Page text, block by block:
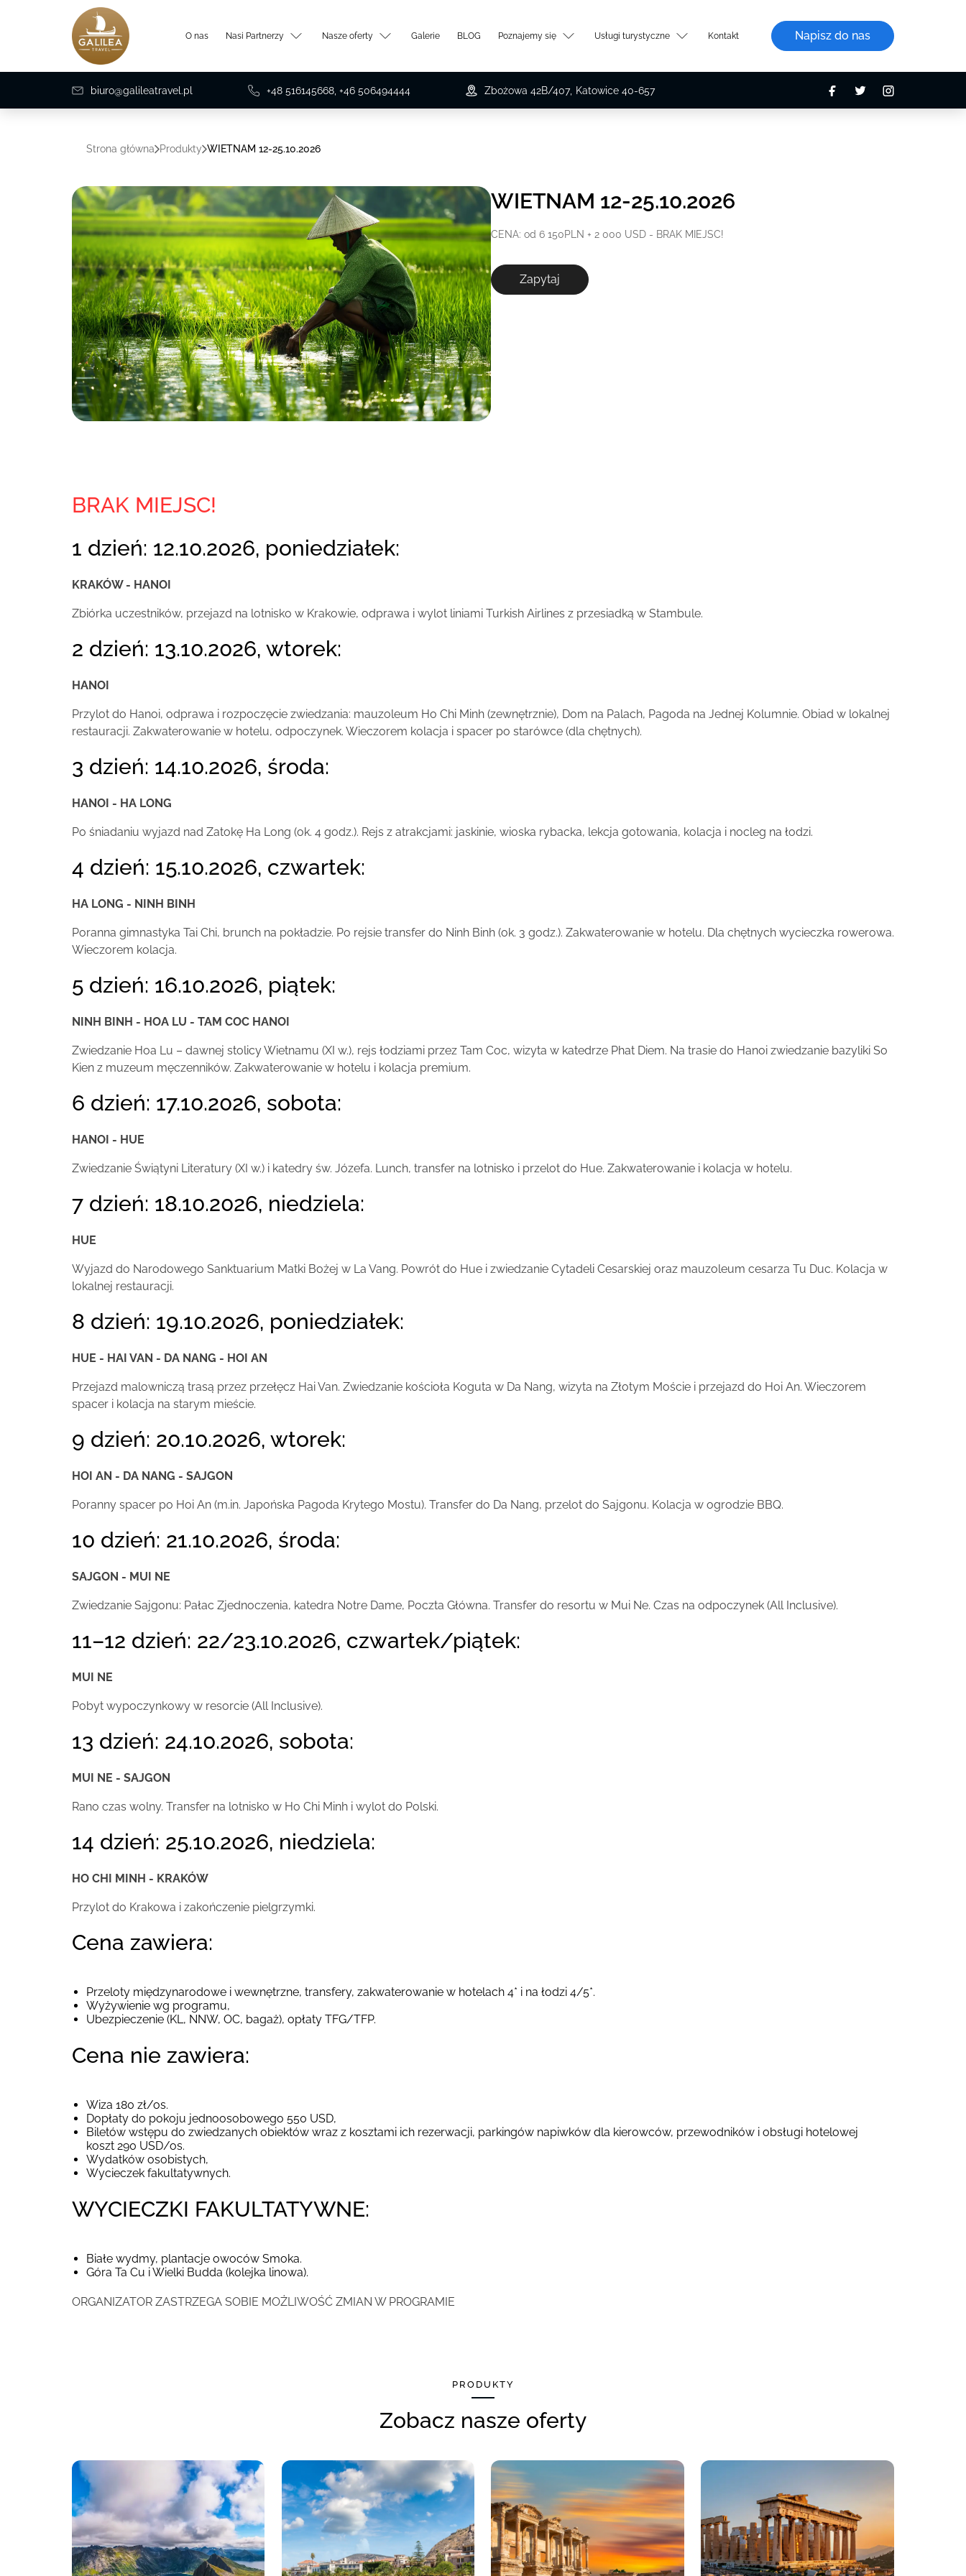
biuro@galileatravel.pl +48 516145668, +46 506494444 Zbożowa 42B/407, Katowice 40-657
O nas Nasi Partnerzy Nasze oferty Galerie BLOG Poznajemy się Usługi turystyczne Kontakt Napisz do nas
Strona główna Produkty WIETNAM 12-25.10.2026
WIETNAM 12-25.10.2026
CENA: od 6 150PLN + 2 000 USD - BRAK MIEJSC!
Zapytaj
BRAK MIEJSC!
1 dzień: 12.10.2026, poniedziałek:
KRAKÓW - HANOI
Zbiórka uczestników, przejazd na lotnisko w Krakowie, odprawa i wylot liniami Turkish Airlines z przesiadką w Stambule.
2 dzień: 13.10.2026, wtorek:
HANOI
Przylot do Hanoi, odprawa i rozpoczęcie zwiedzania: mauzoleum Ho Chi Minh (zewnętrznie), Dom na Palach, Pagoda na Jednej Kolumnie. Obiad w lokalnej
restauracji. Zakwaterowanie w hotelu, odpoczynek. Wieczorem kolacja i spacer po starówce (dla chętnych).
3 dzień: 14.10.2026, środa:
HANOI - HA LONG
Po śniadaniu wyjazd nad Zatokę Ha Long (ok. 4 godz.). Rejs z atrakcjami: jaskinie, wioska rybacka, lekcja gotowania, kolacja i nocleg na łodzi.
4 dzień: 15.10.2026, czwartek:
HA LONG - NINH BINH
Poranna gimnastyka Tai Chi, brunch na pokładzie. Po rejsie transfer do Ninh Binh (ok. 3 godz.). Zakwaterowanie w hotelu. Dla chętnych wycieczka rowerowa.
Wieczorem kolacja.
5 dzień: 16.10.2026, piątek:
NINH BINH - HOA LU - TAM COC HANOI
Zwiedzanie Hoa Lu – dawnej stolicy Wietnamu (XI w.), rejs łodziami przez Tam Coc, wizyta w katedrze Phat Diem. Na trasie do Hanoi zwiedzanie bazyliki So
Kien z muzeum męczenników. Zakwaterowanie w hotelu i kolacja premium.
6 dzień: 17.10.2026, sobota:
HANOI - HUE
Zwiedzanie Świątyni Literatury (XI w.) i katedry św. Józefa. Lunch, transfer na lotnisko i przelot do Hue. Zakwaterowanie i kolacja w hotelu.
7 dzień: 18.10.2026, niedziela:
HUE
Wyjazd do Narodowego Sanktuarium Matki Bożej w La Vang. Powrót do Hue i zwiedzanie Cytadeli Cesarskiej oraz mauzoleum cesarza Tu Duc. Kolacja w
lokalnej restauracji.
8 dzień: 19.10.2026, poniedziałek:
HUE - HAI VAN - DA NANG - HOI AN
Przejazd malowniczą trasą przez przełęcz Hai Van. Zwiedzanie kościoła Koguta w Da Nang, wizyta na Złotym Moście i przejazd do Hoi An. Wieczorem
spacer i kolacja na starym mieście.
9 dzień: 20.10.2026, wtorek:
HOI AN - DA NANG - SAJGON
Poranny spacer po Hoi An (m.in. Japońska Pagoda Krytego Mostu). Transfer do Da Nang, przelot do Sajgonu. Kolacja w ogrodzie BBQ.
10 dzień: 21.10.2026, środa:
SAJGON - MUI NE
Zwiedzanie Sajgonu: Pałac Zjednoczenia, katedra Notre Dame, Poczta Główna. Transfer do resortu w Mui Ne. Czas na odpoczynek (All Inclusive).
11–12 dzień: 22/23.10.2026, czwartek/piątek:
MUI NE
Pobyt wypoczynkowy w resorcie (All Inclusive).
13 dzień: 24.10.2026, sobota:
MUI NE - SAJGON
Rano czas wolny. Transfer na lotnisko w Ho Chi Minh i wylot do Polski.
14 dzień: 25.10.2026, niedziela:
HO CHI MINH - KRAKÓW
Przylot do Krakowa i zakończenie pielgrzymki.
Cena zawiera:
Przeloty międzynarodowe i wewnętrzne, transfery, zakwaterowanie w hotelach 4* i na łodzi 4/5*.
Wyżywienie wg programu,
Ubezpieczenie (KL, NNW, OC, bagaż), opłaty TFG/TFP.
Cena nie zawiera:
Wiza 180 zł/os.
Dopłaty do pokoju jednoosobowego 550 USD,
Biletów wstępu do zwiedzanych obiektów wraz z kosztami ich rezerwacji, parkingów napiwków dla kierowców, przewodników i obsługi hotelowej
koszt 290 USD/os.
Wydatków osobistych,
Wycieczek fakultatywnych.
WYCIECZKI FAKULTATYWNE:
Białe wydmy, plantacje owoców Smoka.
Góra Ta Cu i Wielki Budda (kolejka linowa).
ORGANIZATOR ZASTRZEGA SOBIE MOŻLIWOŚĆ ZMIAN W PROGRAMIE
PRODUKTY
Zobacz nasze oferty